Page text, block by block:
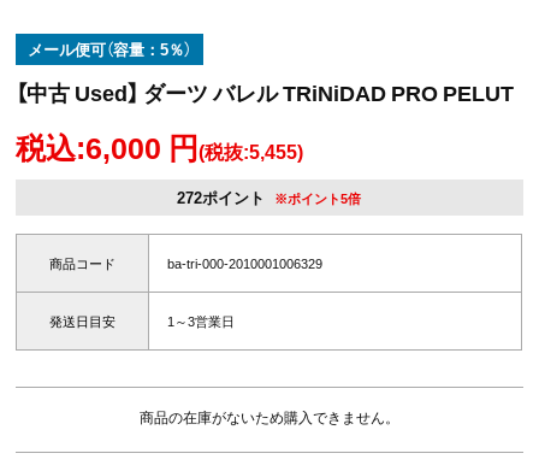
メール便可（容量：5％）
【中古 Used】 ダーツ バレル TRiNiDAD PRO PELUT
税込:6,000 円(税抜:5,455)
272ポイント ※ポイント5倍
商品コード ba-tri-000-2010001006329
発送日目安 1～3営業日
商品の在庫がないため購入できません。